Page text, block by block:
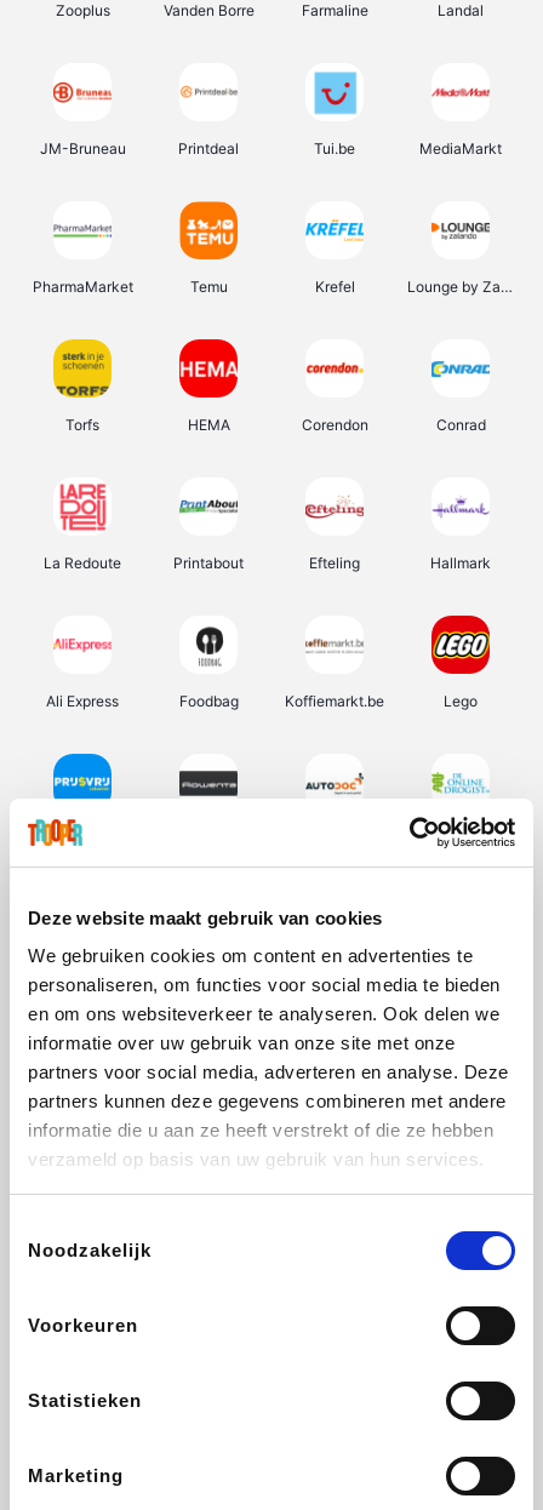
Deze website maakt gebruik van cookies
We gebruiken cookies om content en advertenties te
personaliseren, om functies voor social media te bieden
en om ons websiteverkeer te analyseren. Ook delen we
informatie over uw gebruik van onze site met onze
partners voor social media, adverteren en analyse. Deze
partners kunnen deze gegevens combineren met andere
informatie die u aan ze heeft verstrekt of die ze hebben
verzameld op basis van uw gebruik van hun services.
Noodzakelijk
Voorkeuren
Statistieken
Marketing
Zooplus Vanden Borre Farmaline Landal
JM-Bruneau Printdeal Tui.be MediaMarkt
PharmaMarket Temu Krefel Lounge by Zalando
Torfs HEMA Corendon Conrad
La Redoute Printabout Efteling Hallmark
Ali Express Foodbag Koffiemarkt.be Lego
Prijsvrij De Online Drogist
Vidaxl Lampenlicht.be Plopsa Adidas
All Accor
DectDirect
SupraBazar